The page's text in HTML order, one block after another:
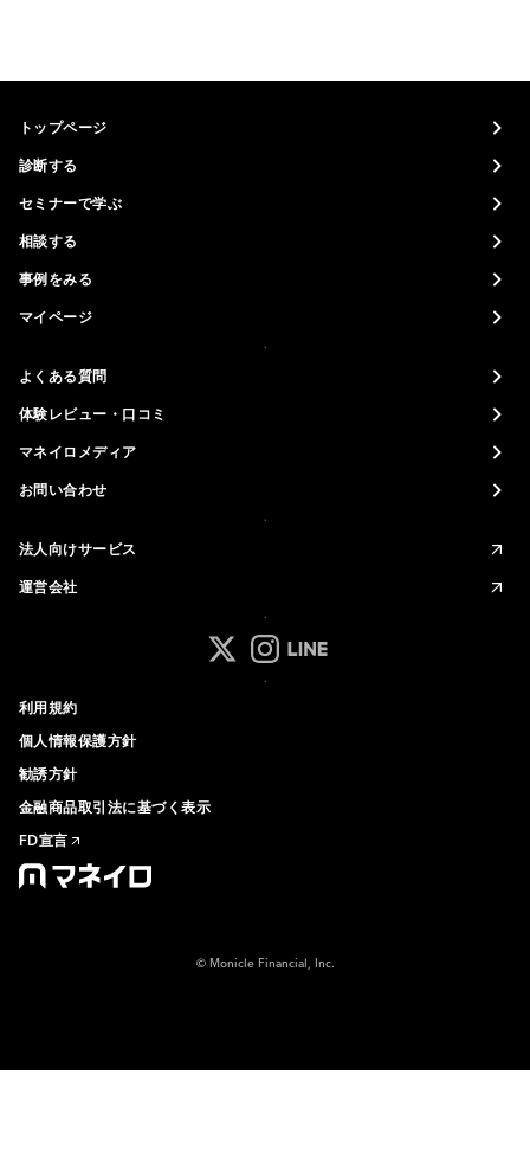
トップページ
診断する
セミナーで学ぶ
相談する
事例をみる
マイページ
よくある質問
体験レビュー・口コミ
マネイロメディア
お問い合わせ
法人向けサービス
運営会社
マネイロ公式 Xアカウント
マネイロ公式 Instagramアカウ
マネイロ公式 LINEアカウ
利用規約
個人情報保護方針
勧誘方針
金融商品取引法に基づく表示
FD宣言
© Monicle Financial, Inc.